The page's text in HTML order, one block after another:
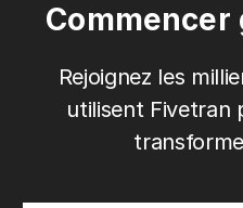
Rejoignez les
utilisent Fivetran